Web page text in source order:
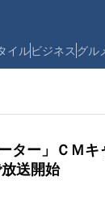
イルビジネス グル
ター」ＣＭ
送開始